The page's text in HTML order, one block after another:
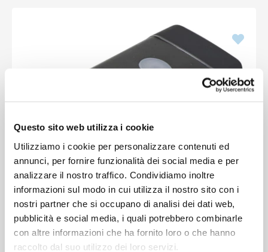
Questo sito web utilizza i cookie
Utilizziamo i cookie per personalizzare contenuti ed
annunci, per fornire funzionalità dei social media e per
analizzare il nostro traffico. Condividiamo inoltre
informazioni sul modo in cui utilizza il nostro sito con i
nostri partner che si occupano di analisi dei dati web,
pubblicità e social media, i quali potrebbero combinarle
con altre informazioni che ha fornito loro o che hanno
raccolto dal suo utilizzo dei loro servizi.